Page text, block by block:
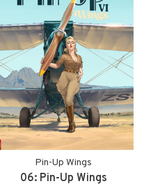
Pin-Up Wings
06: Pin-Up Wings